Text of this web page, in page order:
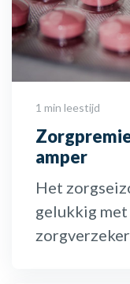
1 min leestijd
amper
Het
gelukkig